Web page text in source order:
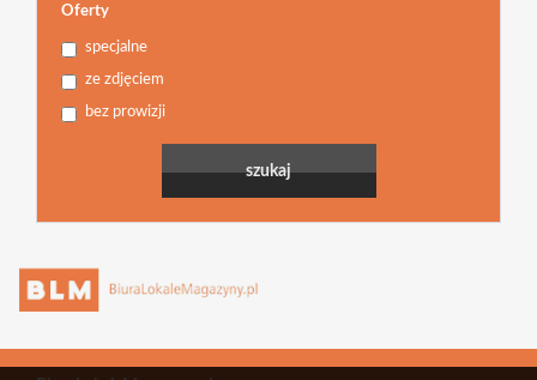
Oferty
specjalne
ze zdjęciem
bez prowizji